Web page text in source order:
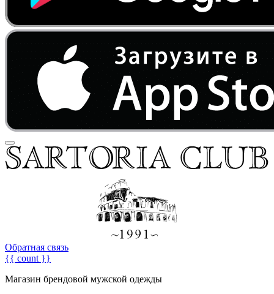
Обратная связь
{{ count }}
Магазин брендовой мужской одежды